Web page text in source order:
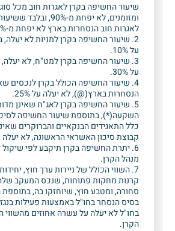
שיעור החשיפה בקרן לאגרות חוב מכל
ומזומנים, לא יפחת מ-
לאגרות חוב הנסחרות בארץ לא יפחת מ-75%.
2. שיעור החשיפה בקרן למניות לא
על 10%.
3. שיעור החשיפה בקרן למט"ח, לא
על 30%.
4. שיעור החשיפה הכולל בקרן לנכסים
הנסחרות בארץ(@), לא יעלה על 25%.
5. שיעור החשיפה בקרן לאג"ח שאינן
השקעה(*), בתוספת שיעור החשיפה
כלל התאגידים הבנקאיים והברוקרים
קבוצת סיכון האשראי הראשונה, לא יעלה על
6. יתרת החשיפה בקרן תיקבע לפי
מנהל הקרן.
7. השווי הכולל של ניירות ערך חוץ,
קרנות מחקות פתוחות, שנכס המעקב
סחורה, ומטבע חוץ, שיוחזקו בה,
בסיס הנסחר בחו"ל באמצעות פעילות
בחו"ל לא יעלה על עשרה אחוזים מהשווי
הקרן.